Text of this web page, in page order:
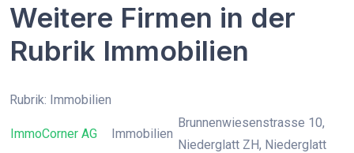
Weitere Firmen in der
Rubrik Immobilien
Rubrik: Immobilien
ImmoCorner AG Immobilien
Brunnenwiesenstrasse 10,
Niederglatt ZH, Niederglatt